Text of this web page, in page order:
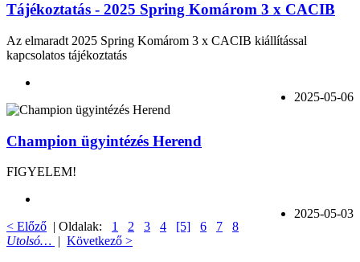
Tájékoztatás - 2025 Spring Komárom 3 x CACIB
Az elmaradt 2025 Spring Komárom 3 x CACIB kiállítással
kapcsolatos tájékoztatás
2025-05-06
Champion ügyintézés Herend
FIGYELEM!
2025-05-03
< Előző | Oldalak: 1 2 3 4 [5] 6 7
8
Utolsó… | Következő >